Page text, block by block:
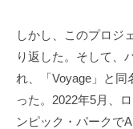
しかし、このプロジ
り返した。そして、
れ、「Voyage」と
った。2022年5月、
ンピック・パークで